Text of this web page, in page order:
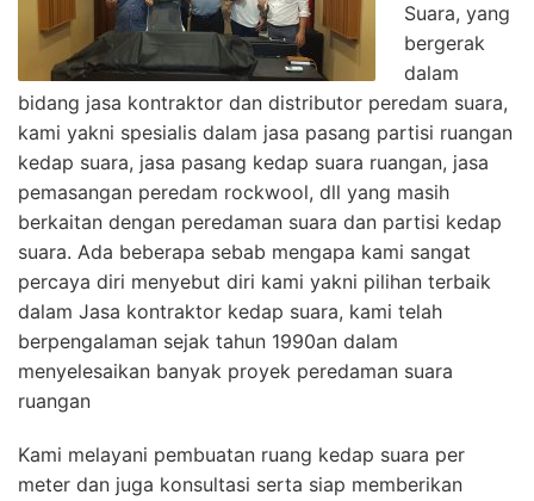
Suara, yang
bergerak
dalam
bidang jasa kontraktor dan distributor peredam suara,
kami yakni spesialis dalam jasa pasang partisi ruangan
kedap suara, jasa pasang kedap suara ruangan, jasa
pemasangan peredam rockwool, dll yang masih
berkaitan dengan peredaman suara dan partisi kedap
suara. Ada beberapa sebab mengapa kami sangat
percaya diri menyebut diri kami yakni pilihan terbaik
dalam Jasa kontraktor kedap suara, kami telah
berpengalaman sejak tahun 1990an dalam
menyelesaikan banyak proyek peredaman suara
ruangan
Kami melayani pembuatan ruang kedap suara per
meter dan juga konsultasi serta siap memberikan